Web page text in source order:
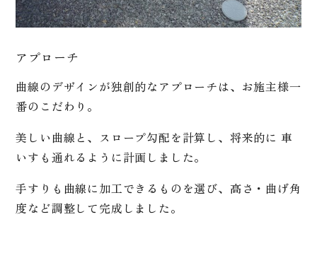
アプローチ
曲線のデザインが独創的なアプローチは、お施主様一
番のこだわり。
美しい曲線と、スロープ勾配を計算し、将来的に 車
いすも通れるように計画しました。
手すりも曲線に加工できるものを選び、高さ・曲げ角
度など調整して完成しました。